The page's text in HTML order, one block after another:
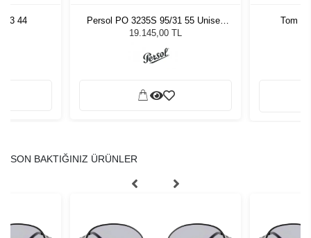
44
Persol PO 3235S 95/31 55 Unisex
Güneş Gözlüğü
19.145,00 TL
Tom
SON BAKTIĞINIZ ÜRÜNLER